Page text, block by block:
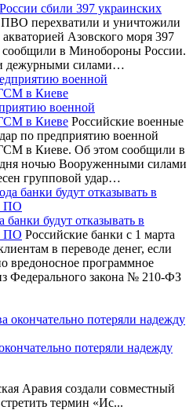
сбили 397 украинских
ПВО перехватили и уничтожили
Азовского моря 397
в Минобороны России.
дежурными силами…
военной
в Киеве Российские военные
по предприятию военной
в Киеве. Об этом сообщили в
ночью Вооруженными силами
групповой удар…
будут отказывать в
ПО Российские банки с 1 марта
в переводе денег, если
вредоносное программное
Федерального закона № 210-ФЗ
потеряли надежду
Аравия создали совместный
термин «Ис...